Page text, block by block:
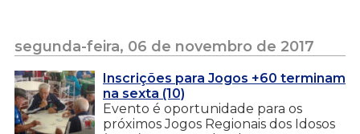
segunda-feira, 06 de novembro de 2017
Inscrições para Jogos +60 terminam
na sexta (10)
Evento é oportunidade para os
próximos Jogos Regionais dos Idosos